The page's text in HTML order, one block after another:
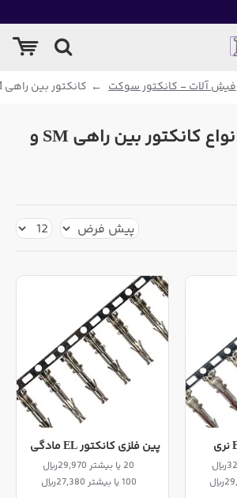
فیش آلات - کانکتور سوکت کانکتور بین راهی SM و EL
قیمت و خرید انواع کانکتور بین راهی SM و
پین فلزی کانکتور EL مادگی
20 یا بیشتر 29,970ریال
100 یا بیشتر 27,380ریال